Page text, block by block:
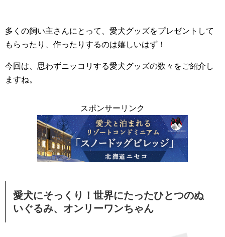
多くの飼い主さんにとって、愛犬グッズをプレゼントして
もらったり、作ったりするのは嬉しいはず！
今回は、思わずニッコリする愛犬グッズの数々をご紹介し
ますね。
スポンサーリンク
愛犬にそっくり！世界にたったひとつのぬ
いぐるみ、オンリーワンちゃん